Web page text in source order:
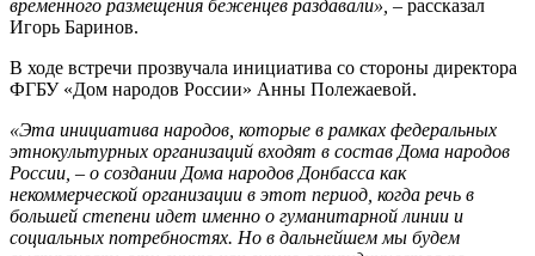
временного размещения беженцев раздавали», – рассказал
Игорь Баринов.
В ходе встречи прозвучала инициатива со стороны директора
ФГБУ «Дом народов России» Анны Полежаевой.
«Эта инициатива народов, которые в рамках федеральных
этнокультурных организаций входят в состав Дома народов
России, – о создании Дома народов Донбасса как
некоммерческой организации в этот период, когда речь в
большей степени идет именно о гуманитарной линии и
социальных потребностях. Но в дальнейшем мы будем